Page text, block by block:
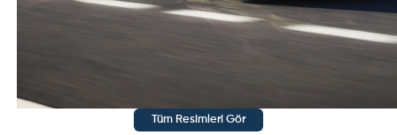
Tüm Resimleri Gör